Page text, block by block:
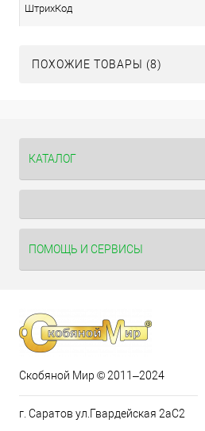
ШтрихКод
ПОХОЖИЕ ТОВАРЫ (8)
КАТАЛОГ
ПОМОЩЬ И СЕРВИСЫ
Скобяной Мир © 2011–2024
г. Саратов ул.Гвардейская 2аС2